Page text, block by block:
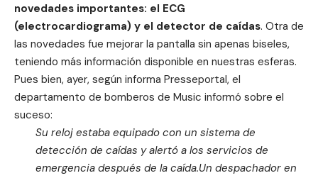
novedades importantes: el ECG
(electrocardiograma) y el detector de caídas. Otra de
las novedades fue mejorar la pantalla sin apenas biseles,
teniendo más información disponible en nuestras esferas.
Pues bien, ayer, según informa Presseportal, el
departamento de bomberos de Music informó sobre el
suceso:
Su reloj estaba equipado con un sistema de
detección de caídas y alertó a los servicios de
emergencia después de la caída.Un despachador en